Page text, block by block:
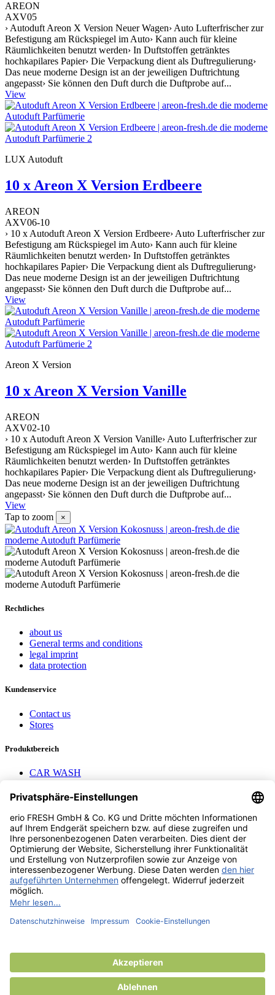
AREON
AXV05
› Autoduft Areon X Version Neuer Wagen› Auto Lufterfrischer zur
Befestigung am Rückspiegel im Auto› Kann auch für kleine
Räumlichkeiten benutzt werden› In Duftstoffen getränktes
hochkapilares Papier› Die Verpackung dient als Duftregulierung›
Das neue moderne Design ist an der jeweiligen Duftrichtung
angepasst› Sie können den Duft durch die Duftprobe auf...
View
LUX Autoduft
10 x Areon X Version Erdbeere
AREON
AXV06-10
› 10 x Autoduft Areon X Version Erdbeere› Auto Lufterfrischer zur
Befestigung am Rückspiegel im Auto› Kann auch für kleine
Räumlichkeiten benutzt werden› In Duftstoffen getränktes
hochkapilares Papier› Die Verpackung dient als Duftregulierung›
Das neue moderne Design ist an der jeweiligen Duftrichtung
angepasst› Sie können den Duft durch die Duftprobe auf...
View
Areon X Version
10 x Areon X Version Vanille
AREON
AXV02-10
› 10 x Autoduft Areon X Version Vanille› Auto Lufterfrischer zur
Befestigung am Rückspiegel im Auto› Kann auch für kleine
Räumlichkeiten benutzt werden› In Duftstoffen getränktes
hochkapilares Papier› Die Verpackung dient als Duftregulierung›
Das neue moderne Design ist an der jeweiligen Duftrichtung
angepasst› Sie können den Duft durch die Duftprobe auf...
View
Tap to zoom
×
Rechtliches
about us
General terms and conditions
legal imprint
data protection
Kundenservice
Contact us
Stores
Produktbereich
CAR WASH
AEROTEC Compressors
Nayax Cashless
Contact us
erio FRESH GmbH & Co. KG
Stader Landstr. 7
28719 Bremen
+49 (0) 421 169 817 80
© 2013 -2026erio FRESH GmbH & Co. KG